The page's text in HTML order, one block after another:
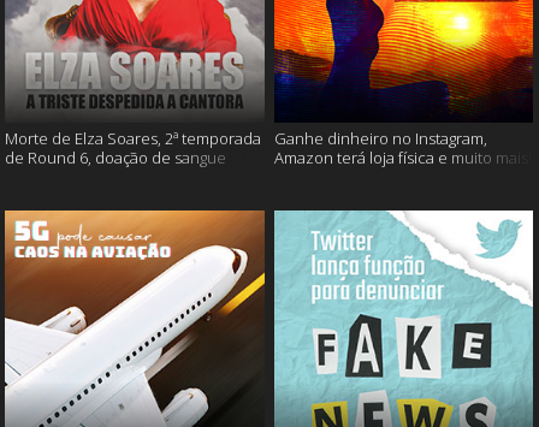
Morte de Elza Soares, 2ª temporada
de Round 6, doação de sangue
Ganhe dinheiro no Instagram,
Amazon terá loja física e muito mais!